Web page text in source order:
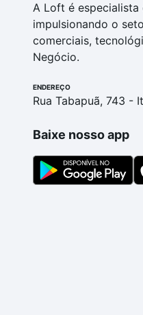
A Loft é especialista
impulsionando o
comerciais,
Negócio.
ENDEREÇO
Rua Tabapuã, 743 -
Baixe nosso app